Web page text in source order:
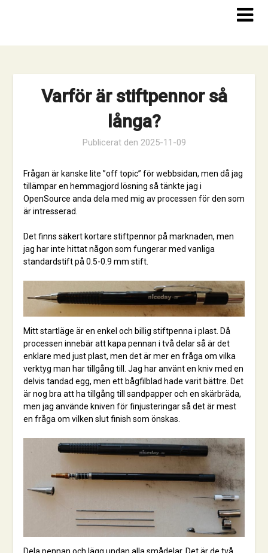
Varför är stiftpennor så
långa?
Publicerat den 2025-11-09
Frågan är kanske lite ”off topic” för webbsidan, men då jag
tillämpar en hemmagjord lösning så tänkte jag i
OpenSource anda dela med mig av processen för den som
är intresserad.
Det finns säkert kortare stiftpennor på marknaden, men
jag har inte hittat någon som fungerar med vanliga
standardstift på 0.5-0.9 mm stift.
Mitt startläge är en enkel och billig stiftpenna i plast. Då
processen innebär att kapa pennan i två delar så är det
enklare med just plast, men det är mer en fråga om vilka
verktyg man har tillgång till. Jag har använt en kniv med en
delvis tandad egg, men ett bågfilblad hade varit bättre. Det
är nog bra att ha tillgång till sandpapper och en skärbräda,
men jag använde kniven för finjusteringar så det är mest
en fråga om vilken slut finish som önskas.